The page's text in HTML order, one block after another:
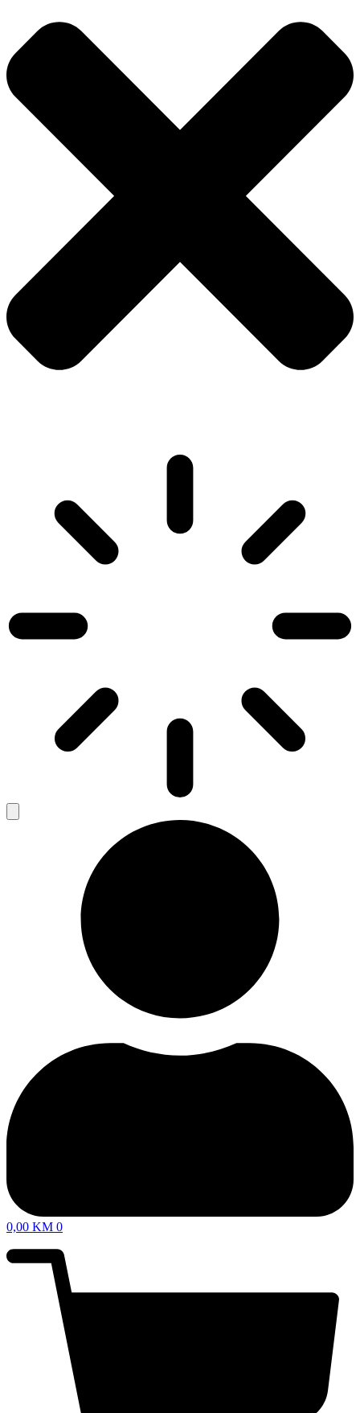
0,00 KM 0